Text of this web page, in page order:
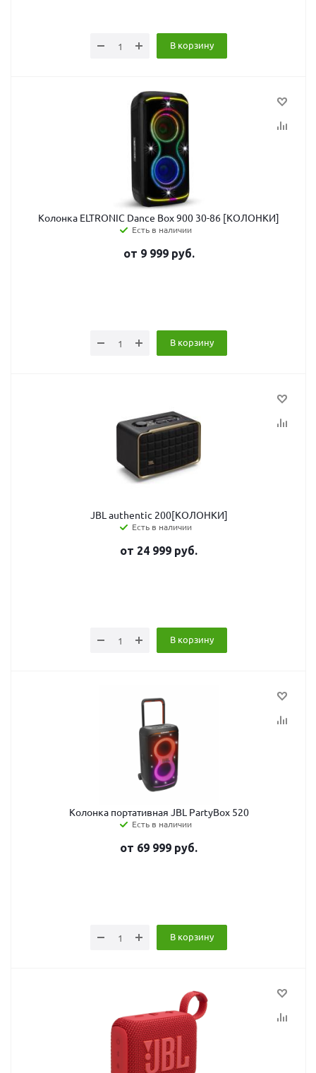
В корзину
Колонка ELTRONIC Dance Box 900 30-86 [КОЛОНКИ]
Есть в наличии
от 9 999руб.
В корзину
JBL authentic 200[КОЛОНКИ]
Есть в наличии
от 24 999 руб.
В корзину
Колонка портативная JBL PartyBox 520
Есть в наличии
от 69 999 руб.
В корзину